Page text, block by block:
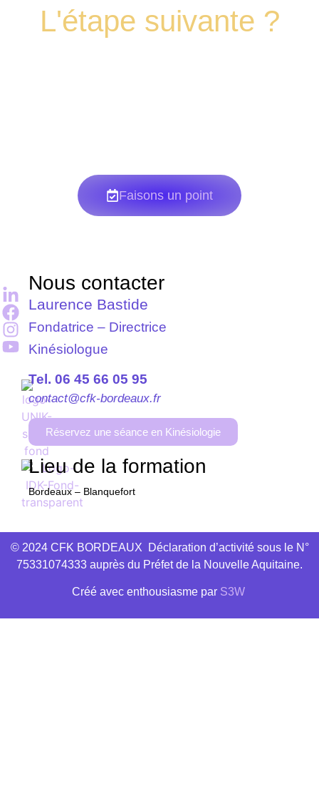
L'étape suivante ?
Faisons un point
Nous contacter
Laurence Bastide
Fondatrice – Directrice
Kinésiologue
Tel. 06 45 66 05 95
contact@cfk-bordeaux.fr
Réservez une séance en Kinésiologie
Lieu de la formation
Bordeaux – Blanquefort
© 2024 CFK BORDEAUX Déclaration d’activité sous le N°
75331074333 auprès du Préfet de la Nouvelle Aquitaine.
Créé avec enthousiasmepar S3W